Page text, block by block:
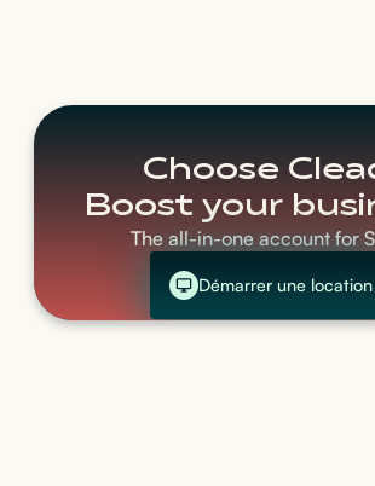
Choose
Boost your
The all-in-one account for
Démarrer une location